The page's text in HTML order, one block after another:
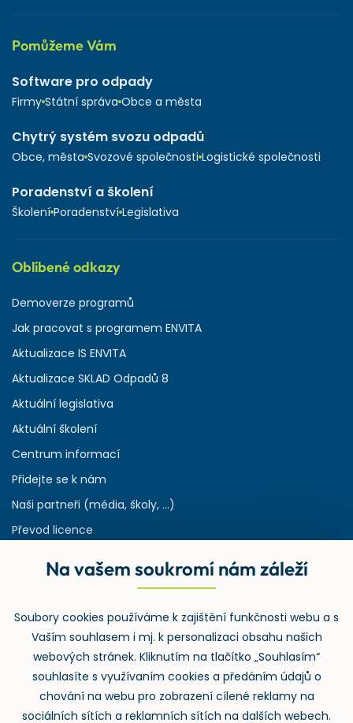
Pomůžeme Vám
Software pro odpady
Firmy Státní správa Obce a města
Chytrý systém svozu odpadů
Obce, města Svozové společnosti Logistické společnosti
Poradenství a školení
Školení Poradenství Legislativa
Oblíbené odkazy
Demoverze programů
Jak pracovat s programem ENVITA
Aktualizace IS ENVITA
Aktualizace SKLAD Odpadů 8
Aktuální legislativa
Aktuální školení
Centrum informací
Přidejte se k nám
Naši partneři (média, školy, ...)
Převod licence
Rejstřík používaných zkratek v odpadech
Zpětný odběr
Na vašem soukromí nám záleží
Soubory cookies používáme k zajištění funkčnosti webu a s
Vaším souhlasem i mj. k personalizaci obsahu našich
webových stránek. Kliknutím na tlačítko „Souhlasím“
souhlasíte s využívaním cookies a předáním údajů o
chování na webu pro zobrazení cílené reklamy na
sociálních sítích a reklamních sítích na dalších webech.